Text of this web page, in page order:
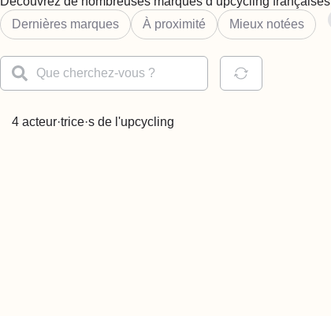
Dernières marques
À proximité Mieux notées
4 acteur·trice·s de l'upcycling